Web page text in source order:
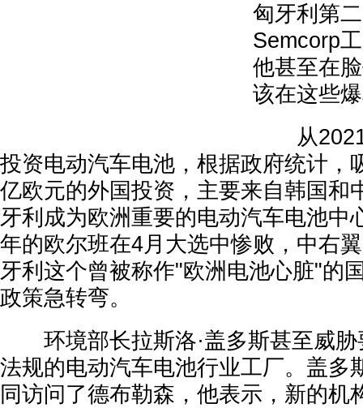
匈牙利第
Semcorp
他甚至在
该在这些
从2021
投资电动汽车电池，根据政府统计，
亿欧元的外国投资，主要来自韩国和
牙利成为欧洲重要的电动汽车电池中
年的欧尔班在4月大选中惨败，中右
牙利这个曾被称作"欧洲电池心脏"的
政策急转弯。
环境部长拉斯洛·盖多斯甚至威胁
法规的电动汽车电池行业工厂。盖多
同访问了德布勒森，他表示，新的机